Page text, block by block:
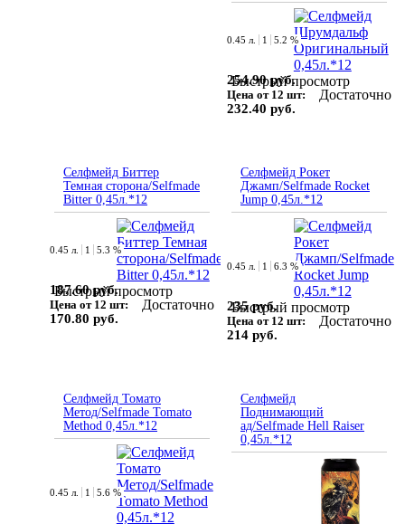
Быстрый просмотр
0.45 л. 1 5.2 %
254.90 руб.
Цена от 12 шт:
232.40 руб.
Достаточно
Селфмейд Биттер
Темная сторона/Selfmade
Bitter 0,45л.*12
Быстрый просмотр
0.45 л. 1 5.3 %
187.60 руб.
Цена от 12 шт:
170.80 руб.
Достаточно
Селфмейд Рокет
Джамп/Selfmade Rocket
Jump 0,45л.*12
Быстрый просмотр
0.45 л. 1 6.3 %
235 руб.
Цена от 12 шт:
214 руб.
Достаточно
Селфмейд Томато
Метод/Selfmade Tomato
Method 0,45л.*12
0.45 л. 1 5.6 %
Селфмейд
Поднимающий
ад/Selfmade Hell Raiser
0,45л.*12